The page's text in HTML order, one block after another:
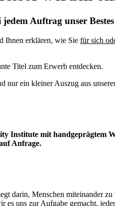
Auftrag unser Bestes
Ihnen erklären, wie Sie für sich
Titel zum Erwerb entdecken.
nur ein kleiner Auszug aus
mit handgeprägtem
Anfrage.
darin, Menschen miteinander
uns zur Aufgabe gemacht,